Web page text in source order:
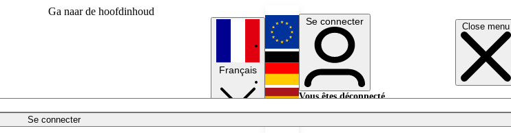
Ga naar de hoofdinhoud
Close menu
Se connecter
Français
English
Deutsch
Se connecter
Vous êtes déconnecté.